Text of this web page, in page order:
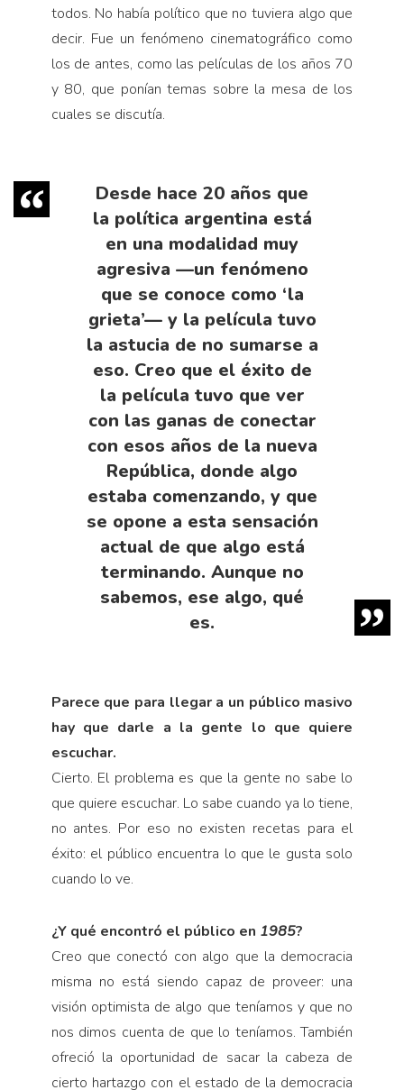
todos. No había político que no tuviera algo que
decir. Fue un fenómeno cinematográfico como
los de antes, como las películas de los años 70
y 80, que ponían temas sobre la mesa de los
cuales se discutía.
Desde hace 20 años que
la política argentina está
en una modalidad muy
agresiva —un fenómeno
que se conoce como ‘la
grieta’— y la película tuvo
la astucia de no sumarse a
eso. Creo que el éxito de
la película tuvo que ver
con las ganas de conectar
con esos años de la nueva
República, donde algo
estaba comenzando, y que
se opone a esta sensación
actual de que algo está
terminando. Aunque no
sabemos, ese algo, qué
es.
Parece que para llegar a un público masivo
hay que darle a la gente lo que quiere
escuchar.
Cierto. El problema es que la gente no sabe lo
que quiere escuchar. Lo sabe cuando ya lo tiene,
no antes. Por eso no existen recetas para el
éxito: el público encuentra lo que le gusta solo
cuando lo ve.
¿Y qué encontró el público en 1985?
Creo que conectó con algo que la democracia
misma no está siendo capaz de proveer: una
visión optimista de algo que teníamos y que no
nos dimos cuenta de que lo teníamos. También
ofreció la oportunidad de sacar la cabeza de
cierto hartazgo con el estado de la democracia